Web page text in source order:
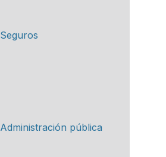
Seguros
Administración pública